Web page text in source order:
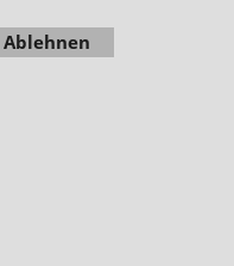
Ablehnen